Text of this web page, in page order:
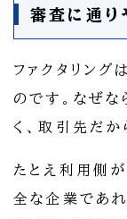
審査に通り
ファクタリン
のです。なぜ
く、取引先だか
たとえ利用側
全な企業であれ